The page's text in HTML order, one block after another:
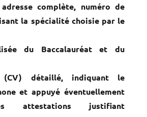
complète, numéro de
la spécialité choisie par le
du Baccalauréat et du
(CV) détaillé, indiquant le
et appuyé éventuellement
attestations justifiant